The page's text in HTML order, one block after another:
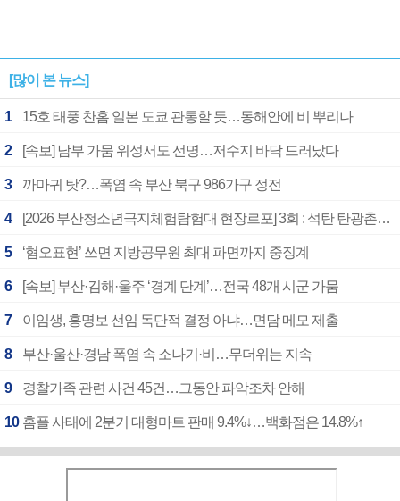
[많이 본 뉴스]
1 15호 태풍 찬홈 일본 도쿄 관통할 듯…동해안에 비 뿌리나
2 [속보] 남부 가뭄 위성서도 선명…저수지 바닥 드러났다
3 까마귀 탓?…폭염 속 부산 북구 986가구 정전
4 [2026 부산청소년극지체험탐험대 현장르포] 3회 : 석탄 탄광촌에서 북극 연구의 중심지로
5 ‘혐오표현’ 쓰면 지방공무원 최대 파면까지 중징계
6 [속보] 부산·김해·울주 ‘경계 단계’…전국 48개 시군 가뭄
7 이임생, 홍명보 선임 독단적 결정 아냐…면담 메모 제출
8 부산·울산·경남 폭염 속 소나기·비…무더위는 지속
9 경찰가족 관련 사건 45건…그동안 파악조차 안해
10 홈플 사태에 2분기 대형마트 판매 9.4%↓…백화점은 14.8%↑